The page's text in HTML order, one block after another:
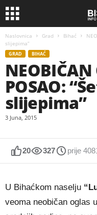
Naslovnica Grad Bihać
slijepima”
GRAD BIHAĆ
NEOBIČAN
POSAO:
slijepima”
3 Juna, 2015
20 327 prije
U Bihaćkom naselju
veoma neobičan oglas